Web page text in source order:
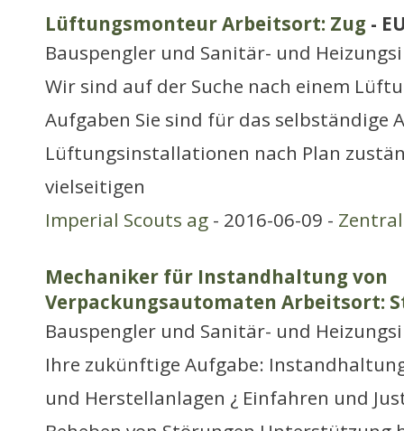
Lüftungsmonteur Arbeitsort: Zug -
Bauspengler und Sanitär- und
Wir sind auf der Suche nach einem
Aufgaben Sie sind für das selbständige
Lüftungsinstallationen nach Plan
vielseitigen
Imperial Scouts ag - 2016-06-09 -
Mechaniker für Instandhaltung von
Verpackungsautomaten Arbeitsort:
Bauspengler und Sanitär- und
Ihre zukünftige Aufgabe:
und Herstellanlagen ¿ Einfahren und